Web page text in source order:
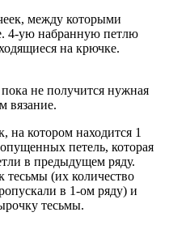
между которыми
4-ую набранную петлю
на крючке.
не получится нужная
вязание.
на котором находится 1
петель, которая
в предыдущем ряду.
тесьмы (их количество
в 1-ом ряду) и
тесьмы.